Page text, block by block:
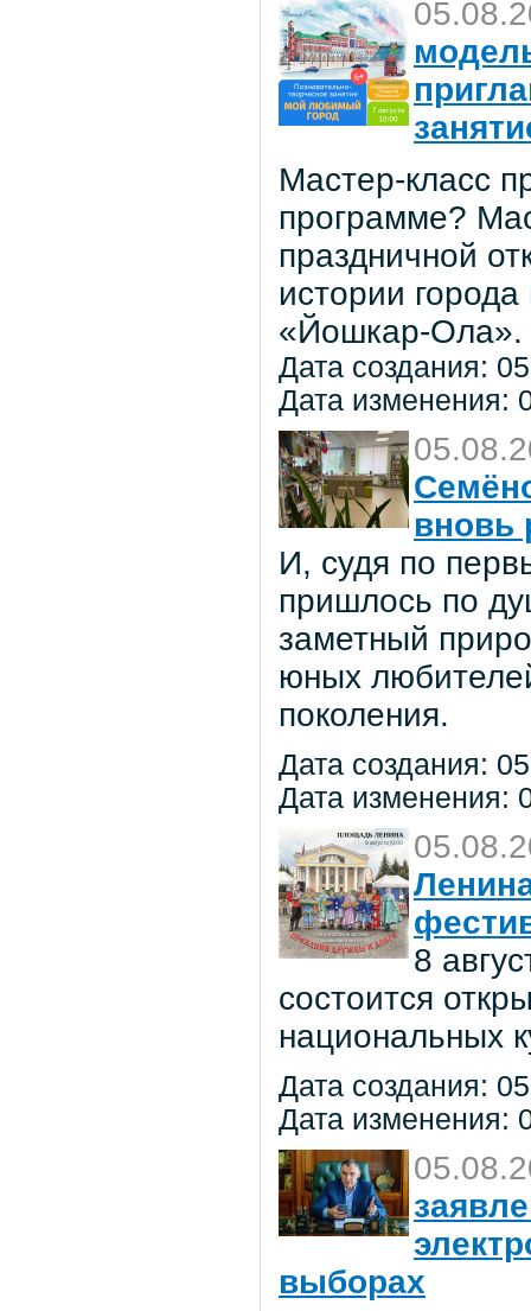
Мастер-класс
программе?
праздничной
истории
«Йошкар-Ола».
Дата создания:
Дата изменения:
вновь
И, судя по
пришлось по
заметный
юных
поколения.
Дата создания:
Дата изменения:
8
состоится
национальных
Дата создания:
Дата изменения:
выборах